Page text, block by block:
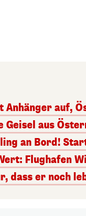
Anhänger auf,
Geisel aus
an Bord!
Flughafen
dass er noch